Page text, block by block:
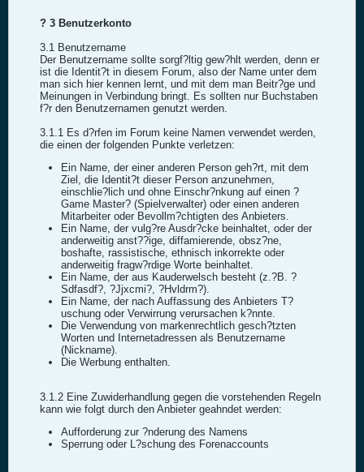
? 3 Benutzerkonto
3.1 Benutzername
Der Benutzername sollte sorgf?ltig gew?hlt werden, denn er
ist die Identit?t in diesem Forum, also der Name unter dem
man sich hier kennen lernt, und mit dem man Beitr?ge und
Meinungen in Verbindung bringt. Es sollten nur Buchstaben
f?r den Benutzernamen genutzt werden.
3.1.1 Es d?rfen im Forum keine Namen verwendet werden,
die einen der folgenden Punkte verletzen:
Ein Name, der einer anderen Person geh?rt, mit dem
Ziel, die Identit?t dieser Person anzunehmen,
einschlie?lich und ohne Einschr?nkung auf einen ?
Game Master? (Spielverwalter) oder einen anderen
Mitarbeiter oder Bevollm?chtigten des Anbieters.
Ein Name, der vulg?re Ausdr?cke beinhaltet, oder der
anderweitig anst??ige, diffamierende, obsz?ne,
boshafte, rassistische, ethnisch inkorrekte oder
anderweitig fragw?rdige Worte beinhaltet.
Ein Name, der aus Kauderwelsch besteht (z.?B. ?
Sdfasdf?, ?Jjxcmi?, ?Hvldrm?).
Ein Name, der nach Auffassung des Anbieters T?
uschung oder Verwirrung verursachen k?nnte.
Die Verwendung von markenrechtlich gesch?tzten
Worten und Internetadressen als Benutzername
(Nickname).
Die Werbung enthalten.
3.1.2 Eine Zuwiderhandlung gegen die vorstehenden Regeln
kann wie folgt durch den Anbieter geahndet werden:
Aufforderung zur ?nderung des Namens
Sperrung oder L?schung des Forenaccounts